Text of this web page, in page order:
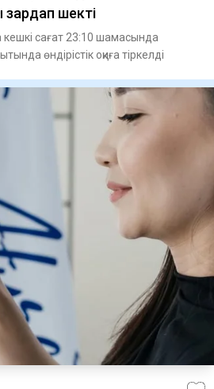
шекті
сағат 23:10 шамасында
өндірістік оқиға тіркелді